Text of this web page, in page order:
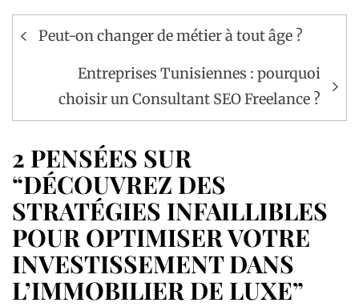
Navigation
l’article
Peut-on changer de métier à tout âge ?
Entreprises Tunisiennes : pourquoi
choisir un Consultant SEO Freelance ?
2 PENSÉES SUR
“DÉCOUVREZ DES
STRATÉGIES INFAILLIBLES
POUR OPTIMISER VOTRE
INVESTISSEMENT DANS
L’IMMOBILIER DE LUXE”